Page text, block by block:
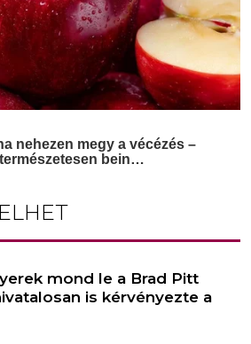
mond le a Brad Pitt
is kérvényezte a